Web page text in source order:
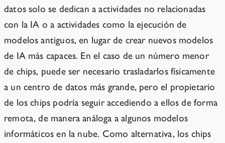
datos solo se dedican a actividades no relacionadas
con la IA o a actividades como la ejecución de
modelos antiguos, en lugar de crear nuevos modelos
de IA más capaces. En el caso de un número menor
de chips, puede ser necesario trasladarlos físicamente
a un centro de datos más grande, pero el propietario
de los chips podría seguir accediendo a ellos de forma
remota, de manera análoga a algunos modelos
informáticos en la nube. Como alternativa, los chips